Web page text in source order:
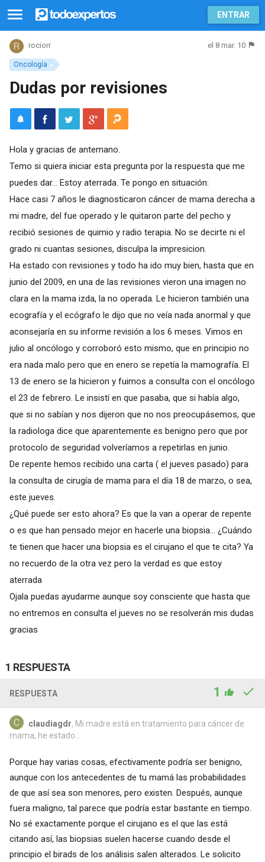
ENTRAR
Oncología
rociorr el 8 mar. 10
Dudas por revisiones
Hola y gracias de antemano.
Temo si quiera iniciar esta pregunta por la respuesta que me
puedes dar... Estoy aterrada. Te pongo en situación:
Hace casi 7 años le diagnosticaron cáncer de mama derecha a
mi madre, del fue operado y le quitaron parte del pecho y
recibió sesiones de quimio y radio terapia. No se decirte ni el
grado ni cuantas sesiones, disculpa la impresicion.
Ha estado con revisiones y todo ha ido muy bien, hasta que en
junio del 2009, en una de las revisiones vieron una imagen no
clara en la mama izda, la no operada. Le hicieron también una
ecografía y el ecógrafo le dijo que no veía nada anormal y que
aconsejaría en su informe revisión a los 6 meses. Vimos en
julio al oncólogo y corroboró esto mismo, que en principio no
era nada malo pero que en enero se repetía la mamografía. El
13 de enero se la hicieron y fuimos a consulta con el oncólogo
el 23 de febrero. Le insistí en que pasaba, que si había algo,
que si no sabían y nos dijeron que no nos preocupásemos, que
la radiologa dice que aparentemente es benigno pero que por
protocolo de seguridad volveríamos a repetirlas en junio.
De repente hemos recibido una carta ( el jueves pasado) para
la consulta de cirugía de mama para el día 18 de marzo, o sea,
este jueves.
¿Qué puede ser esto ahora? Es que la van a operar de repente
o es que han pensado mejor en hacerle una biopsia... ¿Cuándo
te tienen que hacer una biopsia es el cirujano el que te cita? Ya
no recuerdo de la otra vez pero la verdad es que estoy
aterrada
Ojala puedas ayudarme aunque soy consciente que hasta que
no entremos en consulta el jueves no se resolverán mis dudas
gracias
1 RESPUESTA
RESPUESTA 1
claudiagdr, Mi madre está en tratamiento para cáncer de
mama, he estado...
Porque hay varias cosas, efectivamente podría ser benigno,
aunque con los antecedentes de tu mamá las probabilidades
de que así sea son menores, pero existen. Después, aunque
fuera maligno, tal parece que podría estar bastante en tiempo.
No sé exactamente porque el cirujano es el que las está
citando así, las biopsias suelen hacerse cuando desde el
principio el birads de los análisis salen alterados. Le solicito